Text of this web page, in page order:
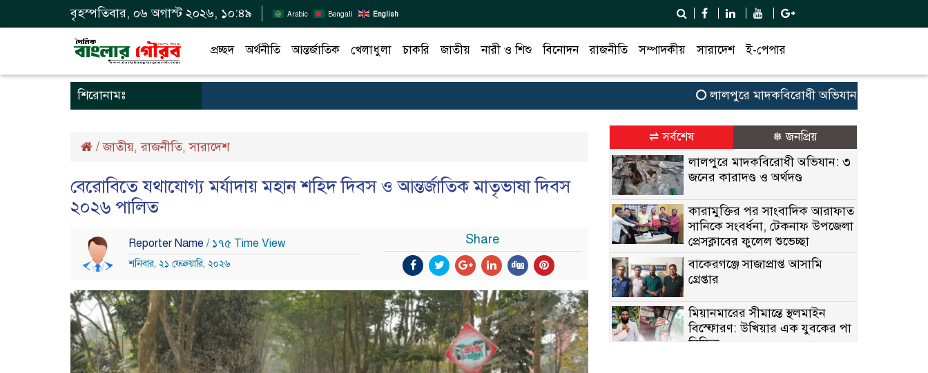
বৃহস্পতিবার, ০৬ অগাস্ট ২০২৬, ১০:৪৯ Arabic Bengali English
প্রচ্ছদ অর্থনীতি আন্তর্জাতিক খেলাধুলা চাকরি জাতীয় নারী ও শিশু বিনোদন রাজনীতি সম্পাদকীয় সারাদেশ ই-পেপার
শিরোনামঃ লালপুরে মাদকবিরোধী অভিযান: ৩ জনের কারাদণ্ড ও
/জাতীয়,রাজনীতি,সারাদেশ
বেরোবিতে যথাযোগ্য মর্যাদায় মহান শহিদ দিবস ও আন্তর্জাতিক মাতৃভাষা দিবস
২০২৬ পালিত
Reporter Name / ১৭৫ Time View
শনিবার, ২১ ফেব্রুয়ারি, ২০২৬
Share
⇌ সর্বশেষ ❅ জনপ্রিয়
লালপুরে মাদকবিরোধী অভিযান: ৩
জনের কারাদণ্ড ও অর্থদণ্ড
কারামুক্তির পর সাংবাদিক আরাফাত
সানিকে সংবর্ধনা, টেকনাফ উপজেলা
প্রেসক্লাবের ফুলেল শুভেচ্ছা
বাকেরগঞ্জে সাজাপ্রাপ্ত আসামি
গ্রেপ্তার
মিয়ানমারের সীমান্তে স্থলমাইন
বিস্ফোরণ: উখিয়ার এক যুবকের পা
বিচ্ছিন্ন